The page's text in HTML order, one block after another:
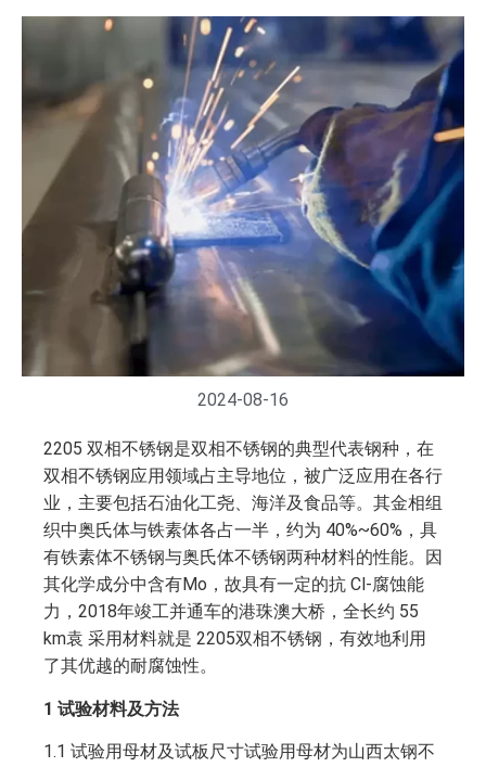
2024-08-16
2205 双相不锈钢是双相不锈钢的典型代表钢种，在
双相不锈钢应用领域占主导地位，被广泛应用在各行
业，主要包括石油化工尧、海洋及食品等。其金相组
织中奥氏体与铁素体各占一半，约为 40%~60%，具
有铁素体不锈钢与奥氏体不锈钢两种材料的性能。因
其化学成分中含有Mo，故具有一定的抗 Cl-腐蚀能
力，2018年竣工并通车的港珠澳大桥，全长约 55
km袁 采用材料就是 2205双相不锈钢，有效地利用
了其优越的耐腐蚀性。
1 试验材料及方法
1.1 试验用母材及试板尺寸试验用母材为山西太钢不